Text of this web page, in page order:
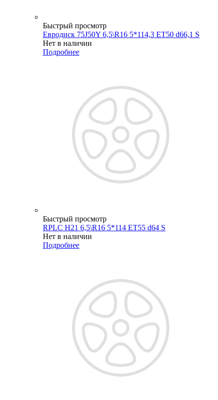
Быстрый просмотр
Евродиск 75J50Y 6,5\R16 5*114,3 ET50 d66,1 S
Нет в наличии
Подробнее
Быстрый просмотр
RPLC H21 6,5\R16 5*114 ET55 d64 S
Нет в наличии
Подробнее